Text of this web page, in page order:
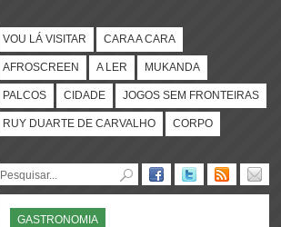
VOU LÁ VISITAR CARA A CARA
AFROSCREEN A LER MUKANDA
PALCOS CIDADE JOGOS SEM FRONTEIRAS
RUY DUARTE DE CARVALHO CORPO
GASTRONOMIA